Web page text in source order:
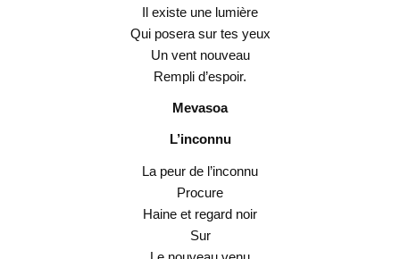
Il existe une lumière
Qui posera sur tes yeux
Un vent nouveau
Rempli d’espoir.
Mevasoa
L’inconnu
La peur de l’inconnu
Procure
Haine et regard noir
Sur